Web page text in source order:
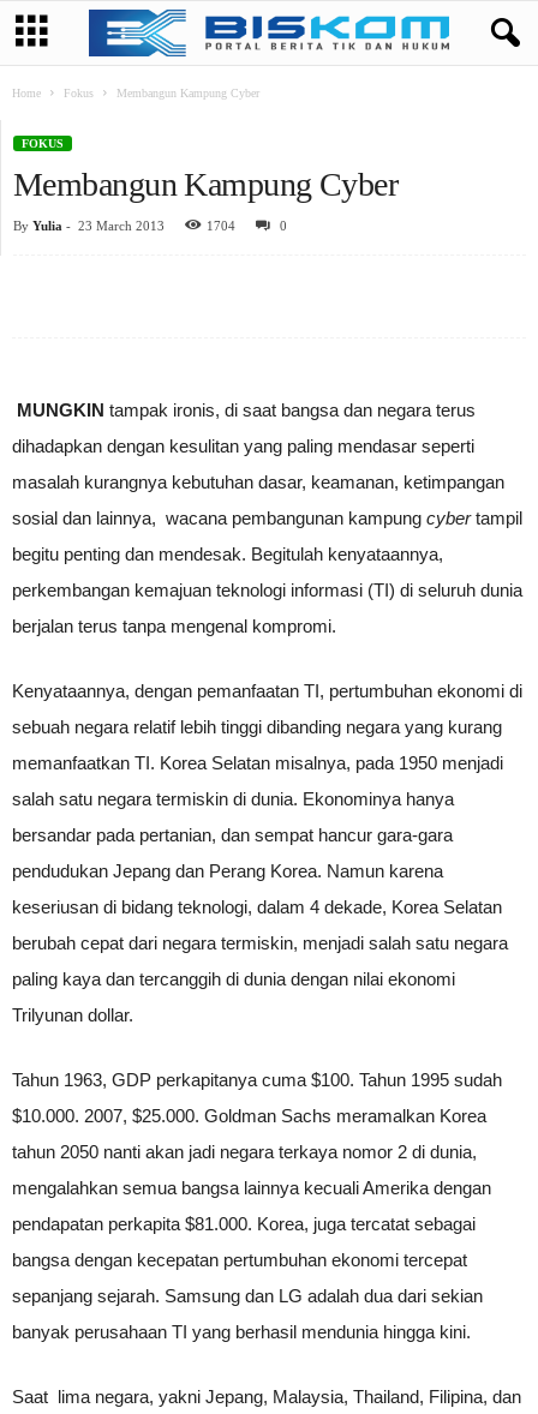
Home Fokus Membangun Kampung Cyber
FOKUS
Membangun Kampung Cyber
By Yulia - 23 March 2013 1704 0
MUNGKIN tampak ironis, di saat bangsa dan negara terus
dihadapkan dengan kesulitan yang paling mendasar seperti
masalah kurangnya kebutuhan dasar, keamanan, ketimpangan
sosial dan lainnya, wacana pembangunan kampung cybertampil
begitu penting dan mendesak. Begitulah kenyataannya,
perkembangan kemajuan teknologi informasi (TI) di seluruh dunia
berjalan terus tanpa mengenal kompromi.
Kenyataannya, dengan pemanfaatan TI, pertumbuhan ekonomi di
sebuah negara relatif lebih tinggi dibanding negara yang kurang
memanfaatkan TI. Korea Selatan misalnya, pada 1950 menjadi
salah satu negara termiskin di dunia. Ekonominya hanya
bersandar pada pertanian, dan sempat hancur gara-gara
pendudukan Jepang dan Perang Korea. Namun karena
keseriusan di bidang teknologi, dalam 4 dekade, Korea Selatan
berubah cepat dari negara termiskin, menjadi salah satu negara
paling kaya dan tercanggih di dunia dengan nilai ekonomi
Trilyunan dollar.
Tahun 1963, GDP perkapitanya cuma $100. Tahun 1995 sudah
$10.000. 2007, $25.000. Goldman Sachs meramalkan Korea
tahun 2050 nanti akan jadi negara terkaya nomor 2 di dunia,
mengalahkan semua bangsa lainnya kecuali Amerika dengan
pendapatan perkapita $81.000. Korea, juga tercatat sebagai
bangsa dengan kecepatan pertumbuhan ekonomi tercepat
sepanjang sejarah. Samsung dan LG adalah dua dari sekian
banyak perusahaan TI yang berhasil mendunia hingga kini.
Saat lima negara, yakni Jepang, Malaysia, Thailand, Filipina, dan